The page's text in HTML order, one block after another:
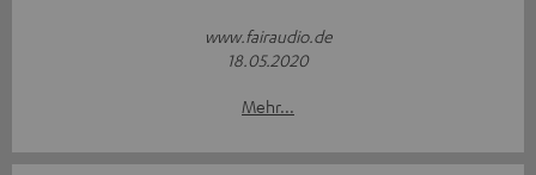
www.fairaudio.de
18.05.2020
Mehr...